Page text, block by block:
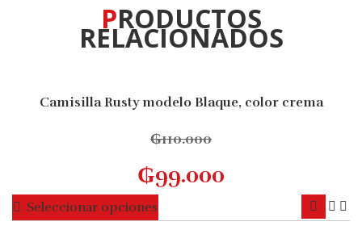
PRODUCTOS
RELACIONADOS
10% OFF
Camisilla Rusty modelo Blaque, color crema
₲110.000
₲99.000
Seleccionar opciones
producto